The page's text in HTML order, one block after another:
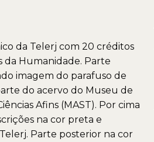
da Telerj com 20 créditos
da Humanidade. Parte
imagem do parafuso de
do acervo do Museu de
Afins (MAST). Por cima
na cor preta e
Parte posterior na cor